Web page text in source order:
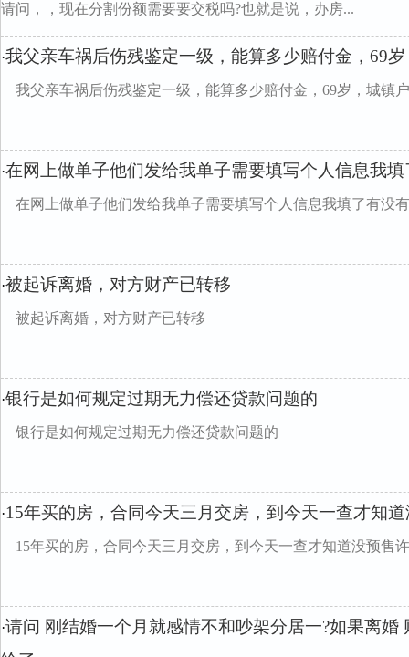
请问，，现在分割份额需要要交税吗?也就是说，办房...
·我父亲车祸后伤残鉴定一级，能算多少赔付金，69
我父亲车祸后伤残鉴定一级，能算多少赔付金，69岁，城镇
·在网上做单子他们发给我单子需要填写个人信息我
在网上做单子他们发给我单子需要填写个人信息我填了有没
·被起诉离婚，对方财产已转移
被起诉离婚，对方财产已转移
·银行是如何规定过期无力偿还贷款问题的
银行是如何规定过期无力偿还贷款问题的
·15年买的房，合同今天三月交房，到今天一查才知
15年买的房，合同今天三月交房，到今天一查才知道没预售
·请问 刚结婚一个月就感情不和吵架分居一?如果离婚